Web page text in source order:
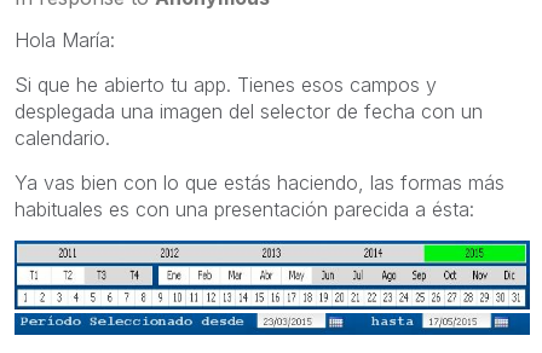
Hola María:
Si que he abierto tu app. Tienes esos campos y
desplegada una imagen del selector de fecha con un
calendario.
Ya vas bien con lo que estás haciendo, las formas más
habituales es con una presentación parecida a ésta: